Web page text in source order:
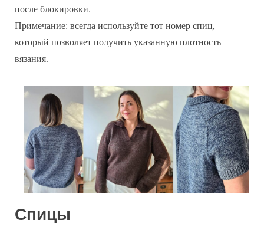
после блокировки.
Примечание: всегда используйте тот номер спиц,
который позволяет получить указанную плотность
вязания.
Спицы